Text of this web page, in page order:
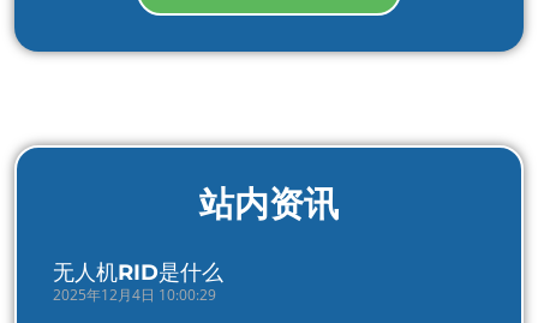
站内资讯
无人机RID是什么
2025年12月4日 10:00:29